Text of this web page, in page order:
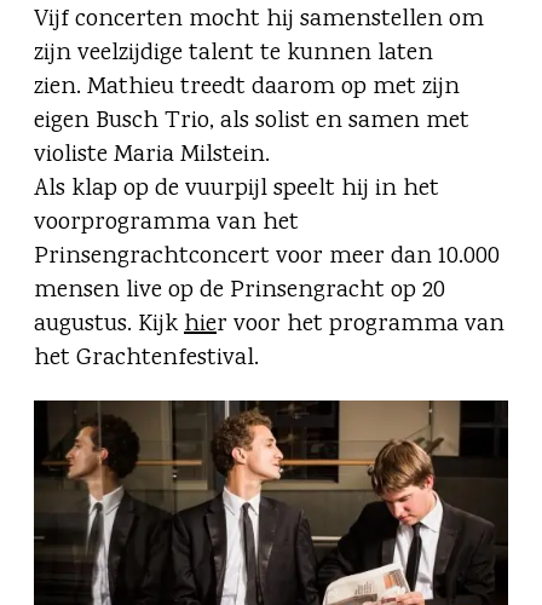
Vijf concerten mocht hij samenstellen om
zijn veelzijdige talent te kunnen laten
zien. Mathieu treedt daarom op met zijn
eigen Busch Trio, als solist en samen met
violiste Maria Milstein.
Als klap op de vuurpijl speelt hij in het
voorprogramma van het
Prinsengrachtconcert voor meer dan 10.000
mensen live op de Prinsengracht op 20
augustus. Kijkhier voor het programma van
het Grachtenfestival.